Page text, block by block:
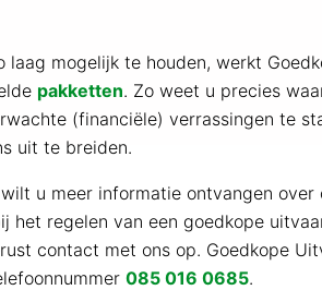
laag mogelijk te houden, werkt
pakketten. Zo weet u precies
(financiële) verrassingen te
uit te breiden.
u meer informatie ontvangen
het regelen van een goedkope
contact met ons op. Goedkope
085 016 0685.